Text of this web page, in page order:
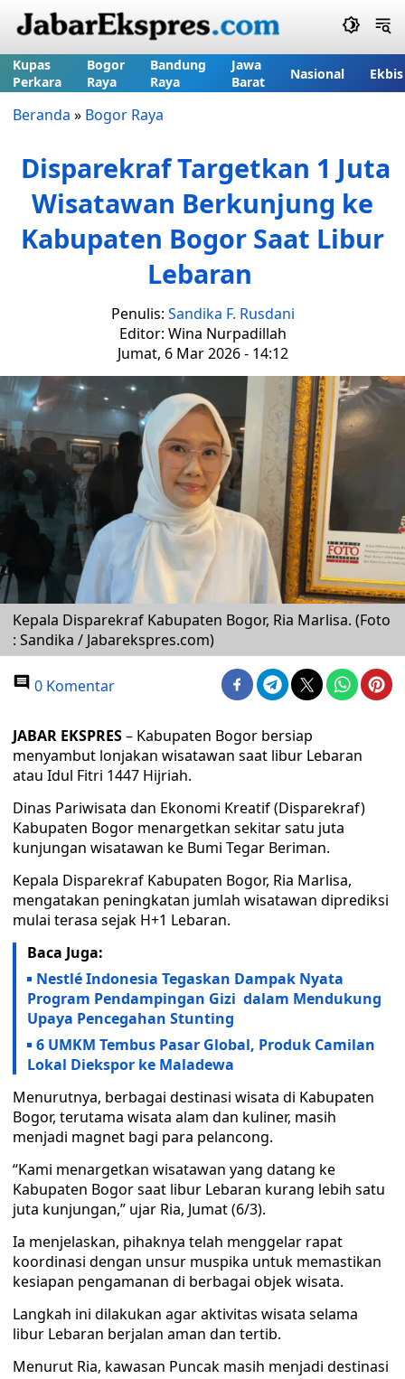
Kupas
Perkara
Bogor
Raya
Bandung
Raya
Jawa
Barat
Nasional Ekbis
Beranda » Bogor Raya
Disparekraf Targetkan 1 Juta
Wisatawan Berkunjung ke
Kabupaten Bogor Saat Libur
Lebaran
Penulis: Sandika F. Rusdani
Editor: Wina Nurpadillah
Jumat, 6 Mar 2026 - 14:12
Kepala Disparekraf Kabupaten Bogor, Ria Marlisa. (Foto
: Sandika / Jabarekspres.com)
0 Komentar
JABAR EKSPRES– Kabupaten Bogor bersiap
menyambut lonjakan wisatawan saat libur Lebaran
atau Idul Fitri 1447 Hijriah.
Dinas Pariwisata dan Ekonomi Kreatif (Disparekraf)
Kabupaten Bogor menargetkan sekitar satu juta
kunjungan wisatawan ke Bumi Tegar Beriman.
Kepala Disparekraf Kabupaten Bogor, Ria Marlisa,
mengatakan peningkatan jumlah wisatawan diprediksi
mulai terasa sejak H+1 Lebaran.
Baca Juga:
Nestlé Indonesia Tegaskan Dampak Nyata
Program Pendampingan Gizi dalam Mendukung
Upaya Pencegahan Stunting
6 UMKM Tembus Pasar Global, Produk Camilan
Lokal Diekspor ke Maladewa
Menurutnya, berbagai destinasi wisata di Kabupaten
Bogor, terutama wisata alam dan kuliner, masih
menjadi magnet bagi para pelancong.
“Kami menargetkan wisatawan yang datang ke
Kabupaten Bogor saat libur Lebaran kurang lebih satu
juta kunjungan,” ujar Ria, Jumat (6/3).
Ia menjelaskan, pihaknya telah menggelar rapat
koordinasi dengan unsur muspika untuk memastikan
kesiapan pengamanan di berbagai objek wisata.
Langkah ini dilakukan agar aktivitas wisata selama
libur Lebaran berjalan aman dan tertib.
Menurut Ria, kawasan Puncak masih menjadi destinasi